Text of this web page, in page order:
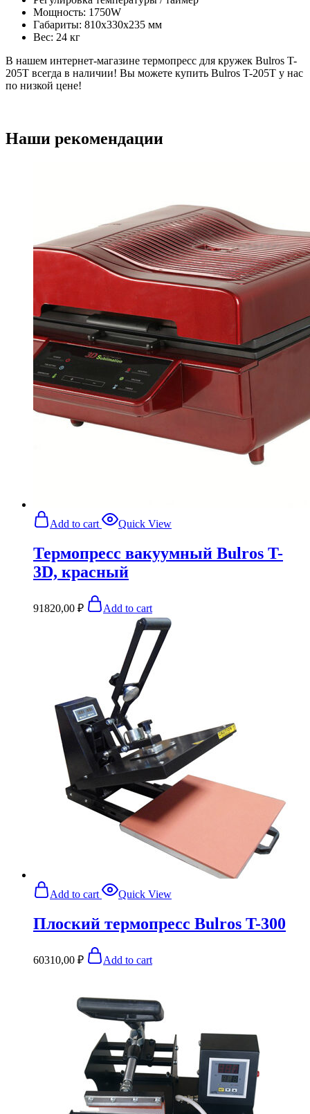
Мощность: 1750W
Габариты: 810x330x235 мм
Вес: 24 кг
В нашем интернет-магазине термопресс для кружек Bulros T-
205T всегда в наличии! Вы можете купить Bulros T-205T у нас
по низкой цене!
Наши рекомендации
Add to cart Quick View
Термопресс вакуумный Bulros T-
3D, красный
91820,00 ₽ Add to cart
Add to cart Quick View
Плоский термопресс Bulros T-300
60310,00 ₽ Add to cart